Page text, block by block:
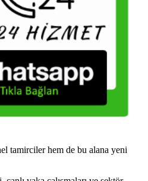
tamirciler hem de bu alana yeni